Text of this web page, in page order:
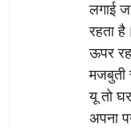
लगाई
रहता
ऊपर
मजबुती
यू तो
अपना